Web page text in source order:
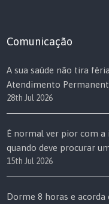
Comunicação
A sua saúde não tira
Atendimento
28th Jul 2026
É normal ver pior com a
quando deve procurar
15th Jul 2026
Dorme 8 horas e acorda